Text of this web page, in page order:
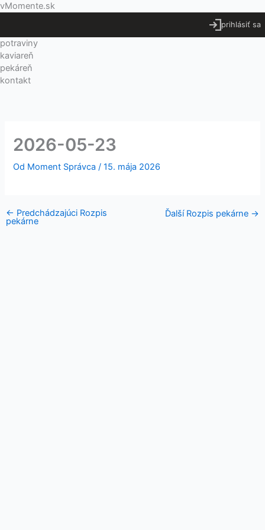
Preskočiť
vMomente.sk
prihlásiť sa
Menu
potraviny
kaviareň
pekáreň
kontakt
2026-05-23
Od Moment Správca/15. mája 2026
← Predchádzajúci Rozpis
pekárne
Ďalší Rozpis pekárne →